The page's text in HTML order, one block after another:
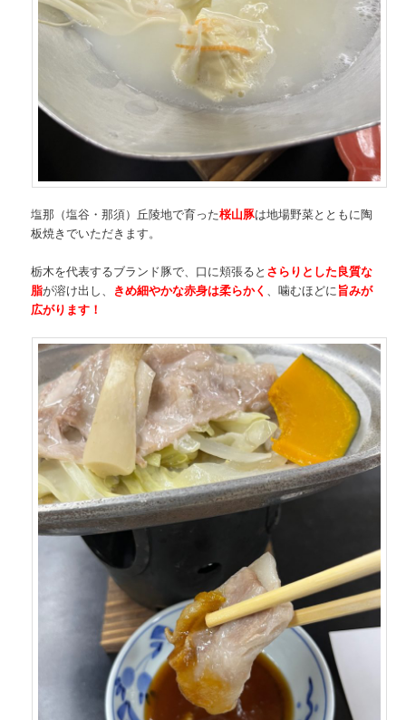
塩那（塩谷・那須）丘陵地で育った桜山豚は地場野菜とともに陶
板焼きでいただきます。
栃木を代表するブランド豚で、口に頬張ると さらりとした良質な
脂が溶け出し、 きめ細やかな赤身は柔らかく 、噛むほどに旨みが
広がります！